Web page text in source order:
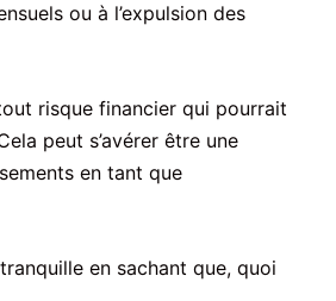
ou à l’expulsion des
risque financier qui pourrait
peut s’avérer être une
en tant que
en sachant que, quoi